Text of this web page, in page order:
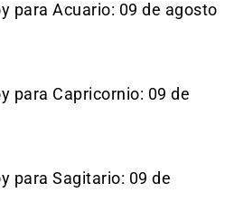
para Acuario: 09 de agosto
para Capricornio: 09 de
para Sagitario: 09 de